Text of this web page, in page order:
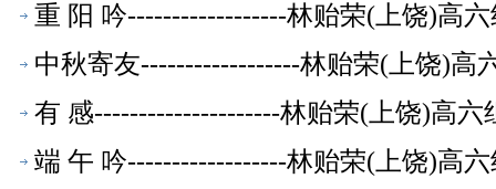
重 阳 吟------------------林贻荣(上饶)高
中秋寄友------------------林贻荣(上饶)高
有 感---------------------林贻荣(上饶)高六
端 午 吟------------------林贻荣(上饶)高